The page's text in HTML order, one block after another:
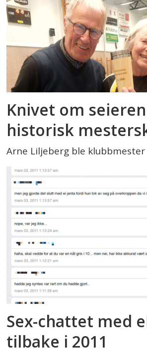
Knivet om
historisk
Arne Liljeberg ble
Sex-chattet med
tilbake i 2011